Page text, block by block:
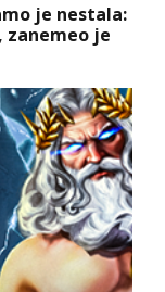
je nestala:
zanemeo je